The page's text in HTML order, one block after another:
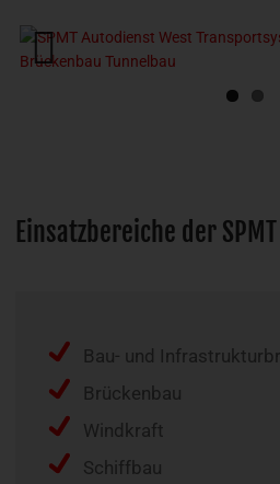
Einsatzbereiche der
Bau- und
Brückenbau
Windkraft
Schiffbau